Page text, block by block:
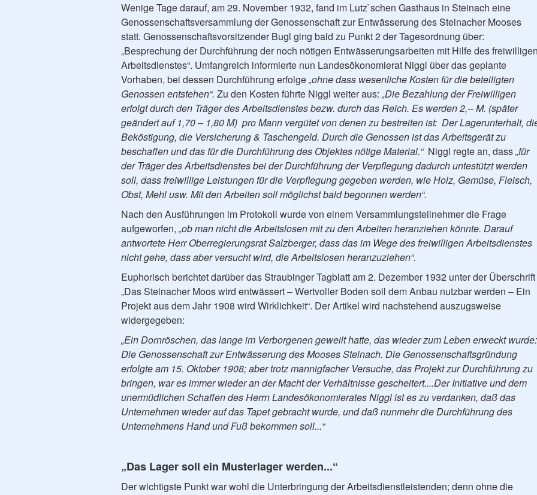
Wenige Tage darauf, am 29. November 1932, fand im Lutz`schen Gasthaus in Steinach eine
Genossenschaftsversammlung der Genossenschaft zur Entwässerung des Steinacher Mooses
statt. Genossenschaftsvorsitzender Bugl ging bald zu Punkt 2 der Tagesordnung über:
„Besprechung der Durchführung der noch nötigen Entwässerungsar­beiten mit Hilfe des
Arbeitsdienstes“. Umfangreich informierte nun Landesöko­nomierat Niggl über das geplante
Vorhaben, bei dessen Durchführung erfolge„ohne dass wesenliche Kosten für die beteiligten
Genossen entstehen“. Zu den Kosten führte Niggl weiter aus: „Die Bezahlung der Freiwilligen
erfolgt durch den Träger des Arbeitsdienstes bezw. durch das Reich. Es werden 2,-- M. (später
geändert auf 1,70 – 1,80 M) pro Mann vergütet von denen zu bestreiten ist: Der Lagerunterhalt,
Beköstigung, die Versicherung & Taschengeld. Durch die Genossen ist das Arbeitsgerät zu
beschaffen und das für die Durchführung des Objektes nötige Material.“ Niggl regte an, dass„für
der Träger des Arbeitsdienstes bei der Durchführung der Verpflegung dadurch untestützt werden
soll, dass freiwillige Leistungen für die Verpflegung gegeben werden, wie Holz, Gemüse, Fleisch,
Obst, Mehl usw. Mit den Arbeiten soll möglichst bald begonnen werden“.
Nach den Ausführungen im Protokoll wurde von einem Versammlungsteilnehmer die Frage
aufgeworfen, „ob man nicht die Arbeitslosen mit zu den Arbeiten heranziehen könnte. Darauf
antwortete Herr Oberregierungsrat Salzberger, dass das im Wege des freiwilligen Arbeitsdienstes
nicht gehe, dass aber versucht wird, die Arbeitslosen heranzuziehen“.
Euphorisch berichtet darüber das Straubinger Tagblatt am 2. Dezember 1932 unter der Überschrift
„Das Steinacher Moos wird entwässert – Wertvoller Boden soll dem Anbau nutzbar werden – Ein
Projekt aus dem Jahr 1908 wird Wirklichkeit“. Der Artikel wird nachstehend auszugsweise
widergegeben:
„Ein Dornröschen, das lange im Verborgenen geweilt hatte, das wieder zum Leben erweckt wurde:
Die Genossenschaft zur Entwässerung des Mooses Steinach. Die Genossenschaftsgründung
erfolgte am 15. Oktober 1908; aber trotz mannigfacher Versuche, das Projekt zur Durchführung zu
bringen, war es immer wieder an der Macht der Verhältnisse gescheitert....Der Initiative und dem
unermüdlichen Schaffen des Herrn Landesökonomierates Niggl ist es zu verdanken, daß das
Unternehmen wieder auf das Tapet gebracht wurde, und daß nunmehr die Durchführung des
Unternehmens Hand und Fuß bekommen soll...“
„Das Lager soll ein Musterlager werden...“
Der wichtigste Punkt war wohl die Unterbringung der Arbeitsdienstleistenden; denn ohne die